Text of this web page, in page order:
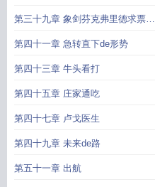
第三十九章 象剑芬克弗里德求票票
给张推荐呗
第四十一章 急转直下de形势
第四十三章 牛头看打
第四十五章 庄家通吃
第四十七章 卢戈医生
第四十九章 未来de路
第五十一章 出航